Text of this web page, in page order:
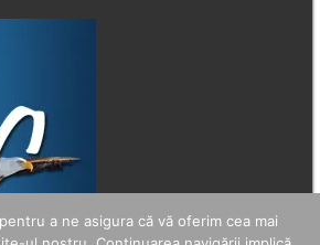
a ne asigura că vă oferim cea mai